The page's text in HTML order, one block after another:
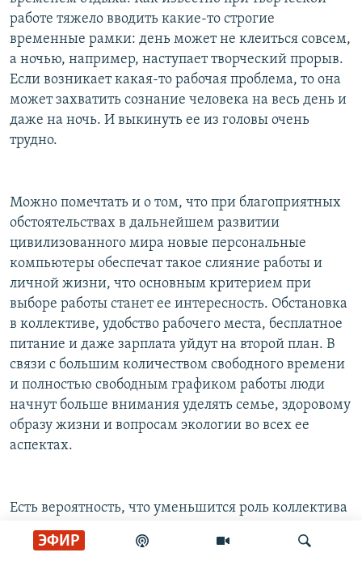
ЭФИР
работе тяжело вводить какие-то строгие
временные рамки: день может не клеиться совсем,
а ночью, например, наступает творческий прорыв.
Если возникает какая-то рабочая проблема, то она
может захватить сознание человека на весь день и
даже на ночь. И выкинуть ее из головы очень
трудно.
Можно помечтать и о том, что при благоприятных
обстоятельствах в дальнейшем развитии
цивилизованного мира новые персональные
компьютеры обеспечат такое слияние работы и
личной жизни, что основным критерием при
выборе работы станет ее интересность. Обстановка
в коллективе, удобство рабочего места, бесплатное
питание и даже зарплата уйдут на второй план. В
связи с большим количеством свободного времени
и полностью свободным графиком работы люди
начнут больше внимания уделять семье, здоровому
образу жизни и вопросам экологии во всех ее
аспектах.
Есть вероятность, что уменьшится роль коллектива
и корпораций в жизни человека. Увеличится роль
семьи. Женщины начнут играть гораздо более